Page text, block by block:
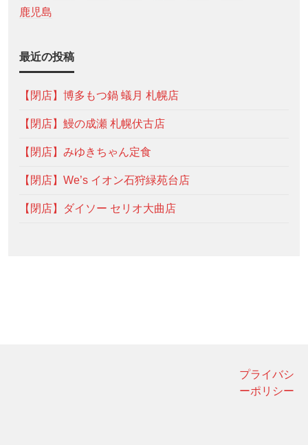
鹿児島
最近の投稿
【閉店】博多もつ鍋 蟻月 札幌店
【閉店】鰻の成瀬 札幌伏古店
【閉店】みゆきちゃん定食
【閉店】We’s イオン石狩緑苑台店
【閉店】ダイソー セリオ大曲店
プライバシ
ーポリシー